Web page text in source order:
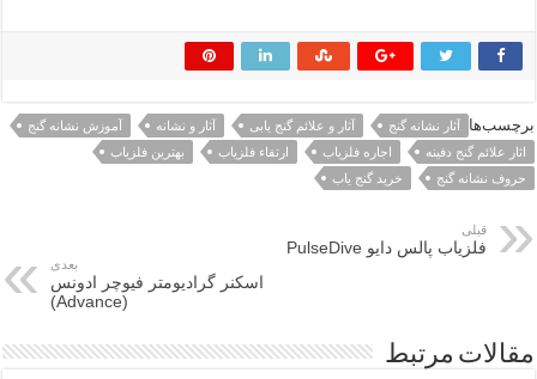
برچسب‌ها آثار نشانه گنج آثار و علائم گنج یابی آثار و نشانه
آموزش نشانه گنج
اثار علائم گنج دفینه
اجاره فلزیاب ارتقاء فلزیاب
بهترین فلزیاب
حروف نشانه گنج
خرید گنج یاب
قبلی
فلزیاب پالس دایو PulseDive
بعدی
اسکنر گرادیومتر فیوچر ادونس
(Advance)
مقالات مرتبط